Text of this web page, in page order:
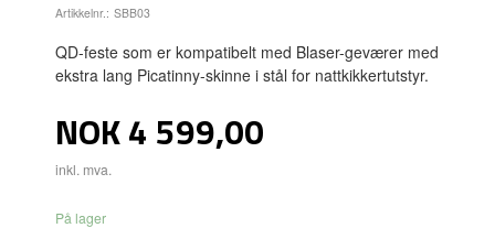
Artikkelnr.: SBB03
QD-feste som er kompatibelt med Blaser-geværer med
ekstra lang Picatinny-skinne i stål for nattkikkertutstyr.
Pris
NOK4 599,00
inkl. mva.
På lager